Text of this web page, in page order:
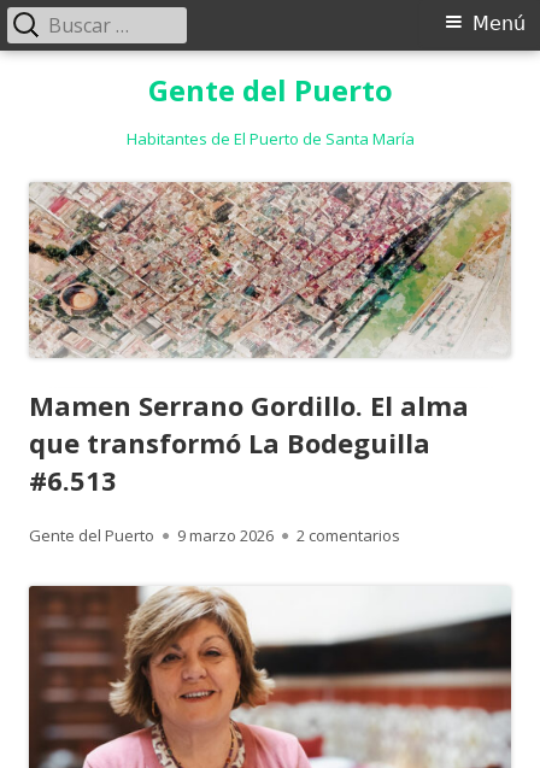
Gente del Puerto
Habitantes de El Puerto de Santa María
Menú
Menú
Buscar:
Mamen Serrano Gordillo. El alma
que transformó La Bodeguilla
#6.513
Autor
Gente del Puerto
Publicado
9 marzo 2026 2 comentarios